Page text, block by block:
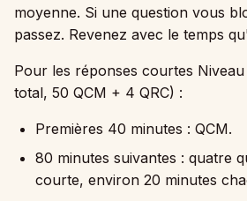
moyenne. Si une question vous
passez. Revenez avec le temps
Pour les réponses courtes
total, 50 QCM + 4 QRC) :
Premières 40 minutes : QCM.
80 minutes suivantes : quatre
courte, environ 20 minutes